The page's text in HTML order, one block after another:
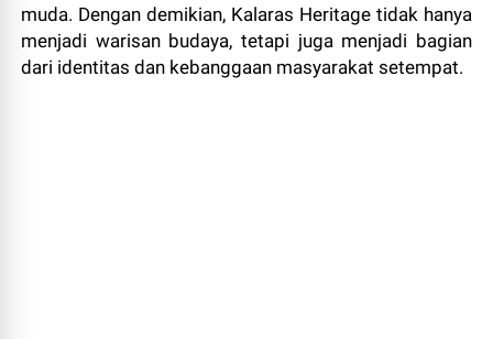
muda. Dengan demikian, Kalaras Heritage tidak hanya
menjadi warisan budaya, tetapi juga menjadi bagian
dari identitas dan kebanggaan masyarakat setempat.